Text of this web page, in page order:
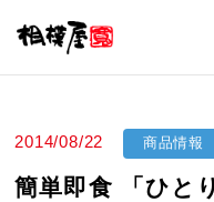
2014/08/22 商品情報
簡単即食 「ひと